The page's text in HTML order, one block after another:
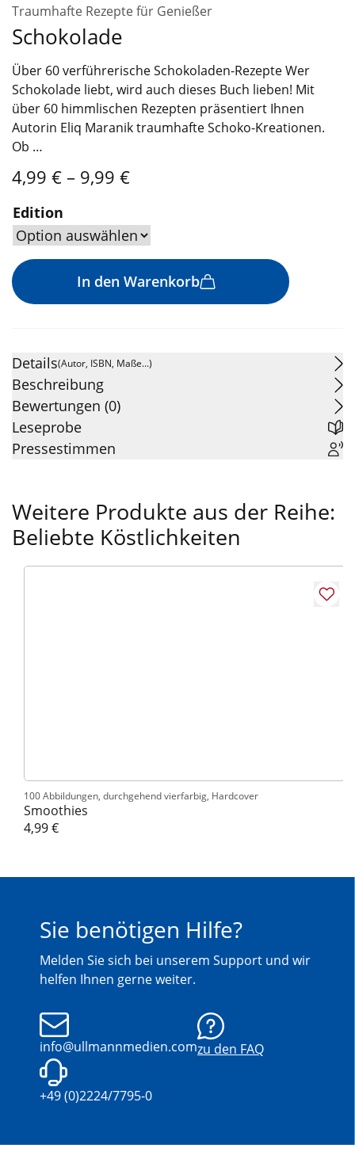
Traumhafte Rezepte für Genießer
Schokolade
Über 60 verführerische Schokoladen-Rezepte Wer
Schokolade liebt, wird auch dieses Buch lieben! Mit
über 60 himmlischen Rezepten präsentiert Ihnen
Autorin Eliq Maranik traumhafte Schoko-Kreationen.
Ob …
4,99 € – 9,99 €Preisspanne:
9,99 €
Edition
In den Warenkorb
Details(Autor, ISBN, Maße...)
Beschreibung
Bewertungen (0)
Leseprobe
Pressestimmen
Weitere Produkte aus der Reihe:
Beliebte Köstlichkeiten
100 Abbildungen, durchgehend vierfarbig, Hardcover
Smoothies
4,99€
Sie benötigen Hilfe?
Melden Sie sich bei unserem Support und wir
helfen Ihnen gerne weiter.
info@ullmannmedien.comzu den FAQ
+49 (0)2224/7795-0